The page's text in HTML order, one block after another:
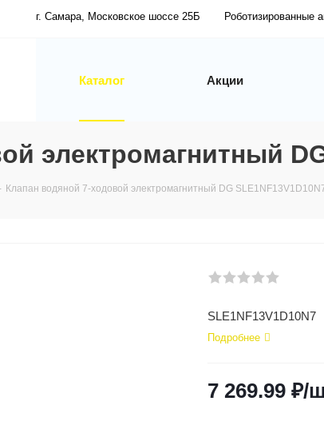
г. Самара, Московское шоссе 25Б Роботизированные
Каталог Акции
электромагнитный
Клапан водяной 7-ходовой электромагнитный DG
SLE1NF13V1D10N7
Подробнее
7 269.99 ₽/